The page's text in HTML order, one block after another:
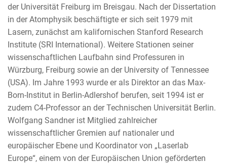
der Universität Freiburg im Breisgau. Nach der Dissertation
in der Atomphysik beschäftigte er sich seit 1979 mit
Lasern, zunächst am kalifornischen Stanford Research
Institute (SRI International). Weitere Stationen seiner
wissenschaftlichen Laufbahn sind Professuren in
Würzburg, Freiburg sowie an der University of Tennessee
(USA). Im Jahre 1993 wurde er als Direktor an das Max-
Born-Institut in Berlin-Adlershof berufen, seit 1994 ist er
zudem C4-Professor an der Technischen Universität Berlin.
Wolfgang Sandner ist Mitglied zahlreicher
wissenschaftlicher Gremien auf nationaler und
europäischer Ebene und Koordinator von „Laserlab
Europe“, einem von der Europäischen Union geförderten